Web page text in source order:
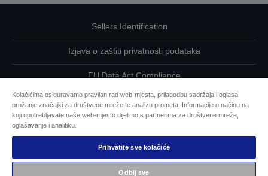
Sellers Identification
Izjava o zaštiti privatnosti podataka
EU Data Act Compliance
Kontaktirajte nas u vezi svojih podataka
Epsonova predanost pristupačnosti
Kolačićima osiguravamo pravilan rad web-mjesta, prilagodbu sadržaja i oglasa,
pružanje značajki za društvene mreže te analizu prometa. Informacije o načinu na
koji upotrebljavate naše web-mjesto dijelimo s partnerima za društvene mreže,
oglašavanje i analitiku.
Prihvatite sve kolačiće
Odbij sve